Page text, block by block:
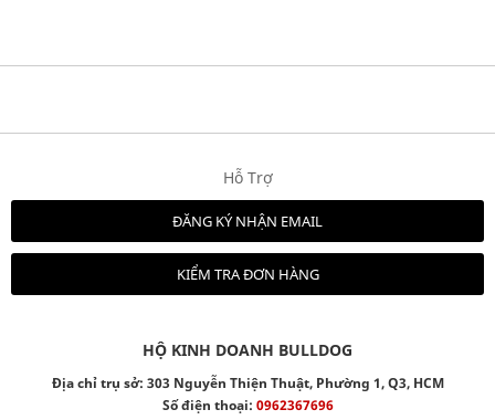
Hỗ Trợ
ĐĂNG KÝ NHẬN EMAIL
KIỂM TRA ĐƠN HÀNG
HỘ KINH DOANH BULLDOG
Địa chỉ trụ sở: 303 Nguyễn Thiện Thuật, Phường 1, Q3, HCM
Số điện thoại: 0962367696